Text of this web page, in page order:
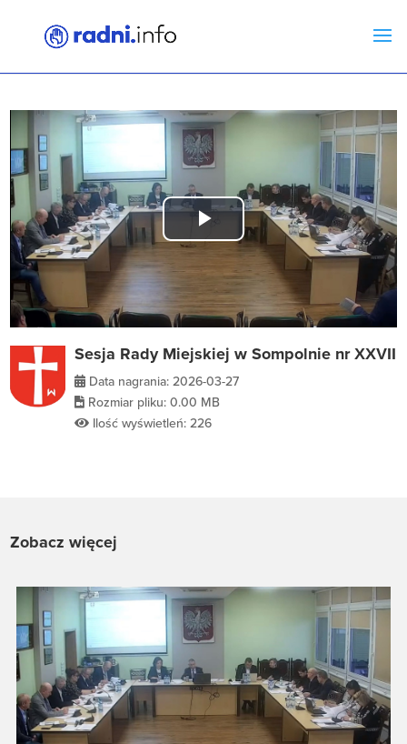
Play
Video
Sesja Rady Miejskiej w Sompolnie nr XXVII
Data nagrania: 2026-03-27
Rozmiar pliku: 0.00 MB
Ilość wyświetleń: 226
Zobacz więcej